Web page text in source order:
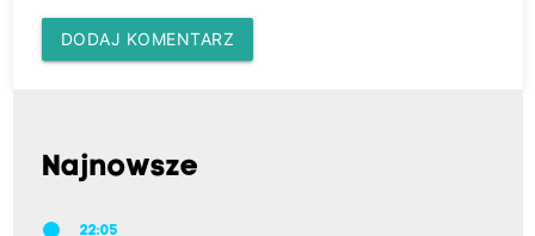
DODAJ KOMENTARZ
Najnowsze
22:05